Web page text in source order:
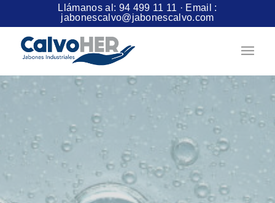
Llámanos al: 94 499 11 11 · Email :
jabonescalvo@jabonescalvo.com